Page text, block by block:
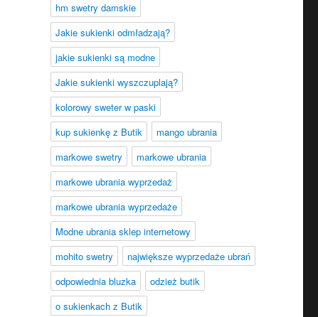
hm swetry damskie
Jakie sukienki odmładzają?
jakie sukienki są modne
Jakie sukienki wyszczuplają?
kolorowy sweter w paski
kup sukienkę z Butik
mango ubrania
markowe swetry
markowe ubrania
markowe ubrania wyprzedaż
markowe ubrania wyprzedaże
Modne ubrania sklep internetowy
mohito swetry
największe wyprzedaże ubrań
odpowiednia bluzka
odzież butik
o sukienkach z Butik